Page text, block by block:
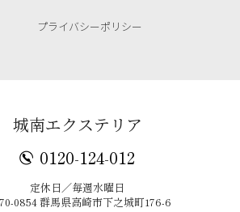
プライバシーポリシー
城南エクステリア
0120-124-012
定休日／毎週水曜日
0854 群馬県高崎市下之城町176-6